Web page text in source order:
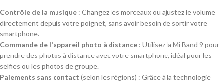
Contrôle de la musique : Changez les morceaux ou ajustez le volume
directement depuis votre poignet, sans avoir besoin de sortir votre
smartphone.
Commande de l'appareil photo à distance : Utilisez la Mi Band 9 pour
prendre des photos à distance avec votre smartphone, idéal pour les
selfies ou les photos de groupe.
Paiements sans contact (selon les régions) : Grâce à la technologie